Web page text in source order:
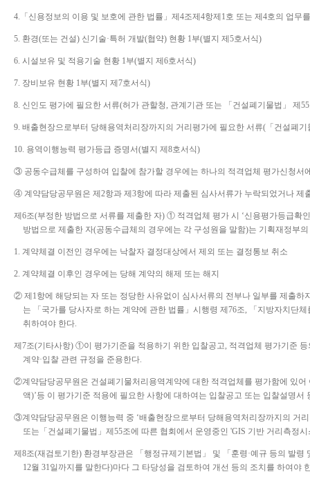
4. 「 신용정보의 이용 및 보호에 관한 법률 」 제 4조제 4항제 1호 또는 제 4호의 업무
5. 환경(또는 건설) 신기술·특허 개발(협약) 현황 1부(별지 제 5호서식)
6. 시설보유 및 적용기술 현황 1부(별지 제 6호서식)
7. 장비보유 현황 1부(별지 제 7호서식)
8. 신인도 평가에 필요한 서류(허가 관할청, 관계기관 또는 「 건설폐기물법 」 제 55
9. 배출현장으로부터 당해용역처리장까지의 거리평가에 필요한 서류( 「 건설폐기
10. 용역이행능력 평가등급 증명서(별지 제 8호서식)
③ 공동수급체를 구성하여 입찰에 참가할 경우에는 하나의 적격업체 평가신청
④ 계약담당공무원은 제 2항과 제 3항에 따라 제출된 심사서류가 누락되었거나
제 6조(부정한 방법으로 서류를 제출한 자) ① 적격업체 평가 시 ‘신용평가등급확
방법으로 제출한 자(공동수급체의 경우에는 각 구성원을 말함)는 기획재정부
1. 계약체결 이전인 경우에는 낙찰자 결정대상에서 제외 또는 결정통보 취소
2. 계약체결 이후인 경우에는 당해 계약의 해제 또는 해지
② 제 1항에 해당되는 자 또는 정당한 사유없이 심사서류의 전부나 일부를 제출
는
「 국가를 당사자로 하는 계약에 관한 법률 」 시행령 제 76조, 「 지방자치단체
취하여야 한다.
제 7조(기타사항) ①이 평가기준을 적용하기 위한 입찰공고, 적격업체 평가기준 등
계약·입찰 관련 규정을 준용한다.
②계약담당공무원은 건설폐기물처리용역계약에 대한 적격업체를 평가함에 있
액)’등 이 평가기준 적용에 필요한 사항에 대하여는 입찰공고 또는 입찰설명서
③계약담당공무원은 이행능력 중 ‘배출현장으로부터 당해용역처리장까지의 거리
또는 「 건설폐기물법 」 제 55조에 따른 협회에서 운영중인 'GIS 기반 거리측정시
제 8조(재검토기한) 환경부장관은 「 행정규제기본법 」 및 「 훈령·예규 등의 발령
12월 31일까지를 말한다)마다 그 타당성을 검토하여 개선 등의 조치를 하여야